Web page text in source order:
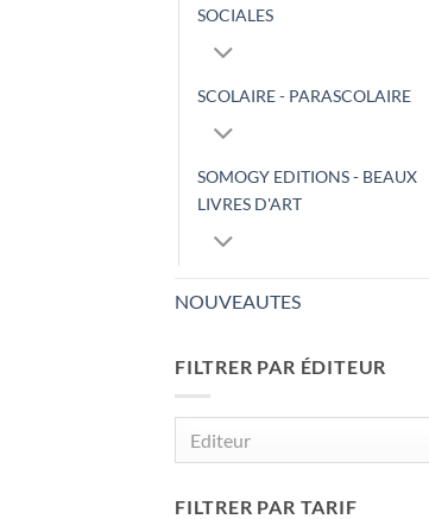
SOCIALES
SCOLAIRE - PARASCOLAIRE
SOMOGY EDITIONS - BEAUX
LIVRES D'ART
NOUVEAUTES
FILTRER PAR ÉDITEUR
Editeur
FILTRER PAR TARIF